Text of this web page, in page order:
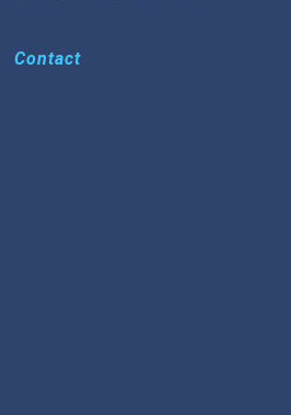
Contact